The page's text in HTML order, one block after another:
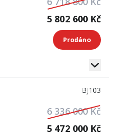
5 802 600 Kč
Prodáno
BJ103
6 336 000 Kč
5 472 000 Kč